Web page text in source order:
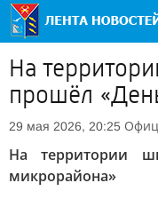
На
прошёл
29 мая 2026, 20:25
На территории
микрорайона»